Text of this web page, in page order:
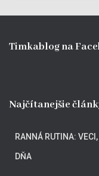
Timkablog na
Najčítanejšie
RANNÁ RUTINA:
DŇA